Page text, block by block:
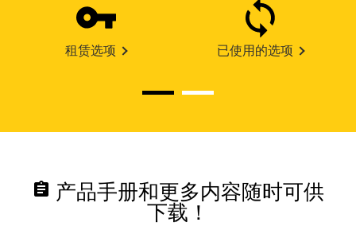
租赁选项 已使用的选项
assignment 产品手册和更多内容随时可供
下载！